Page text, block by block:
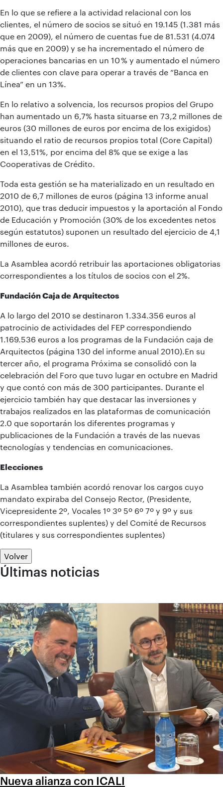
En lo que se refiere a la actividad relacional con los
clientes, el número de socios se situó en 19.145 (1.381 más
que en 2009), el número de cuentas fue de 81.531 (4.074
más que en 2009) y se ha incrementado el número de
operaciones bancarias en un 10 % y aumentado el número
de clientes con clave para operar a través de “Banca en
Línea” en un 13%.
En lo relativo a solvencia, los recursos propios del Grupo
han aumentado un 6,7% hasta situarse en 73,2 millones de
euros (30 millones de euros por encima de los exigidos)
situando el ratio de recursos propios total (Core Capital)
en el 13,51%, por encima del 8% que se exige a las
Cooperativas de Crédito.
Toda esta gestión se ha materializado en un resultado en
2010 de 6,7 millones de euros (página 13 informe anual
2010), que tras deducir impuestos y la aportación al Fondo
de Educación y Promoción (30% de los excedentes netos
según estatutos) suponen un resultado del ejercicio de 4,1
millones de euros.
La Asamblea acordó retribuir las aportaciones obligatorias
correspondientes a los títulos de socios con el 2%.
Fundación Caja de Arquitectos
A lo largo del 2010 se destinaron 1.334.356 euros al
patrocinio de actividades del FEP correspondiendo
1.169.536 euros a los programas de la Fundación caja de
Arquitectos (página 130 del informe anual 2010).En su
tercer año, el programa Próxima se consolidó con la
celebración del Foro que tuvo lugar en octubre en Madrid
y que contó con más de 300 participantes. Durante el
ejercicio también hay que destacar las inversiones y
trabajos realizados en las plataformas de comunicación
2.0 que soportarán los diferentes programas y
publicaciones de la Fundación a través de las nuevas
tecnologías y tendencias en comunicaciones.
Elecciones
La Asamblea también acordó renovar los cargos cuyo
mandato expiraba del Consejo Rector, (Presidente,
Vicepresidente 2º, Vocales 1º 3º 5º 6º 7º y 9º y sus
correspondientes suplentes) y del Comité de Recursos
(titulares y sus correspondientes suplentes)
Volver
Últimas noticias
Nueva alianza con ICALI